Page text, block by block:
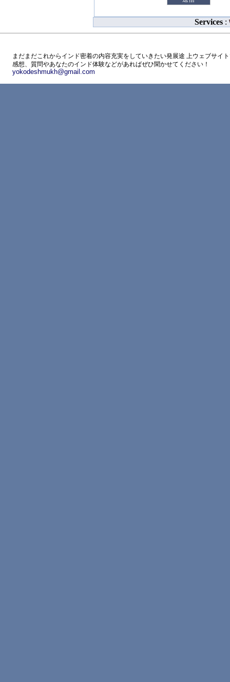
Services :
まだまだこれからインド密着の内容充実をしていきたい発展途 上ウェブサイ
感想、質問やあなたのインド体験などがあればぜひ聞かせてください！
yokodeshmukh@gmail.com